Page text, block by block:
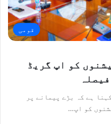
قومی
کو اپ گریڈ
ہے کہ بڑے پیمانے پر
کو اپ…